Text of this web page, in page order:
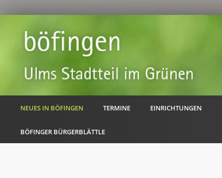
NEUES IN BÖFINGEN TERMINE EINRICHTUNGEN
BÖFINGER BÜRGERBLÄTTLE